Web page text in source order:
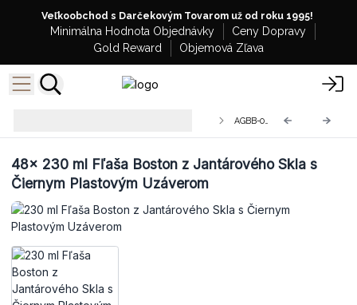
Veľkoobchod s Darčekovým Tovarom už od roku 1995!
Minimálna Hodnota Objednávky
Ceny Dopravy
Gold Reward
Objemová Zľava
AGBB-05BC
48x 230 ml Fľaša Boston z Jantárového Skla s
Čiernym Plastovým Uzáverom